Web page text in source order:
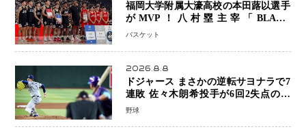
福岡大学附属大濠高校の本田蕗以選手
がMVP！八村塁主宰「BLACK
SAMURAI SUMMIT 2026」で存在
なった」
バスケット
2026.8.8
ドジャース まさかの逆転サヨナラで7
連敗 佐々木朗希投手が6回2失点の力
投も勝利届かず、大谷翔平は好機で悔
野球